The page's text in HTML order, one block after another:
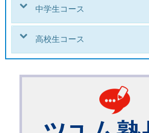
中学生コース
高校生コース